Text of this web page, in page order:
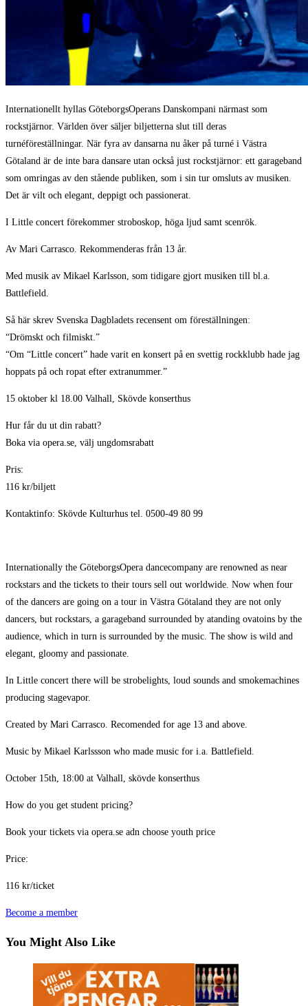
Internationellt hyllas GöteborgsOperans Danskompani närmast som
rockstjärnor. Världen över säljer biljetterna slut till deras
turnéföreställningar. När fyra av dansarna nu åker på turné i Västra
Götaland är de inte bara dansare utan också just rockstjärnor: ett garageband
som omringas av den stående publiken, som i sin tur omsluts av musiken.
Det är vilt och elegant, deppigt och passionerat.
I Little concert förekommer stroboskop, höga ljud samt scenrök.
Av Mari Carrasco. Rekommenderas från 13 år.
Med musik av Mikael Karlsson, som tidigare gjort musiken till bl.a.
Battlefield.
Så här skrev Svenska Dagbladets recensent om föreställningen:
“Drömskt och filmiskt.”
“Om “Little concert” hade varit en konsert på en svettig rockklubb hade jag
hoppats på och ropat efter extranummer.”
15 oktober kl 18.00 Valhall, Skövde konserthus
Hur får du ut din rabatt?
Boka via opera.se, välj ungdomsrabatt
Pris:
116 kr/biljett
Kontaktinfo: Skövde Kulturhus tel. 0500-49 80 99
Internationally the GöteborgsOpera dancecompany are renowned as near
rockstars and the tickets to their tours sell out worldwide. Now when four
of the dancers are going on a tour in Västra Götaland they are not only
dancers, but rockstars, a garageband surrounded by atanding ovatoins by the
audience, which in turn is surrounded by the music. The show is wild and
elegant, gloomy and passionate.
In Little concert there will be strobelights, loud sounds and smokemachines
producing stagevapor.
Created by Mari Carrasco. Recomended for age 13 and above.
Music by Mikael Karlssson who made music for i.a. Battlefield.
October 15th, 18:00 at Valhall, skövde konserthus
How do you get student pricing?
Book your tickets via opera.se adn choose youth price
Price:
116 kr/ticket
Become a member
You Might Also Like